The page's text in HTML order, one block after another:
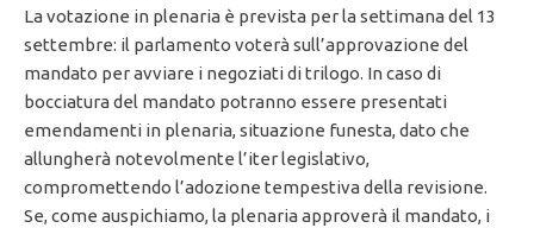
La votazione in plenaria è prevista per la settimana del 13
settembre: il parlamento voterà sull’approvazione del
mandato per avviare i negoziati di trilogo. In caso di
bocciatura del mandato potranno essere presentati
emendamenti in plenaria, situazione funesta, dato che
allungherà notevolmente l’iter legislativo,
compromettendo l’adozione tempestiva della revisione.
Se, come auspichiamo, la plenaria approverà il mandato, i